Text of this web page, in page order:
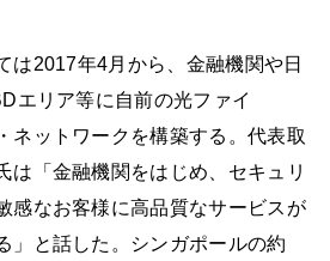
は2017年4月から、金融機関や日
エリア等に自前の光ファイ
ネットワークを構築する。代表取
は「金融機関をはじめ、セキュリ
感なお客様に高品質なサービスが
」と話した。シンガポールの約